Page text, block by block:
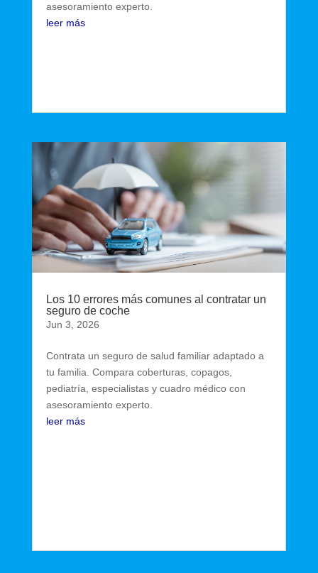
asesoramiento experto.
leer más
Los 10 errores más comunes al contratar un
seguro de coche
Jun 3, 2026
Contrata un seguro de salud familiar adaptado a
tu familia. Compara coberturas, copagos,
pediatría, especialistas y cuadro médico con
asesoramiento experto.
leer más